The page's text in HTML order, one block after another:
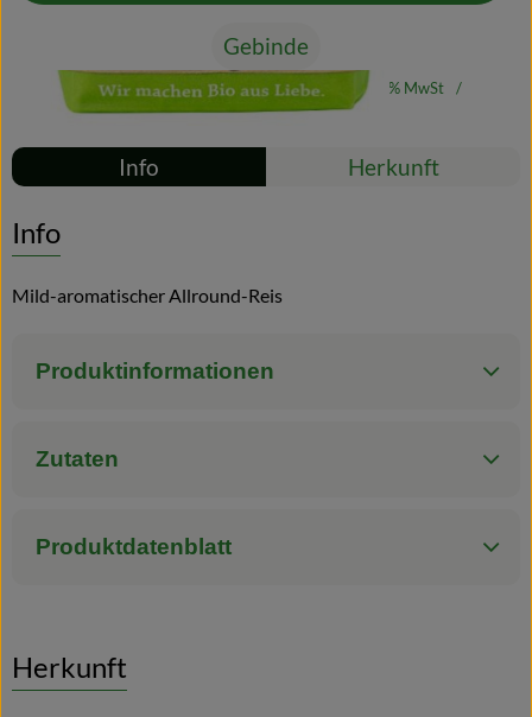
Gebinde
#10205 17,09 € / Gebinde 5,70 €
7% MwSt
Handelsklasse II
Rezepte
Info Herkunft
Info
Mild-aromatischer Allround-Reis
Produktinformationen
Zutaten
Produktdatenblatt
Herkunft